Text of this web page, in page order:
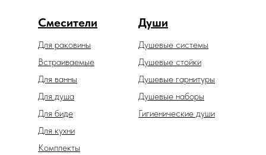
Смесители Души
Душевые гарнитуры
Душевые системы
Гигиенические души
Душевые наборы
Встраиваемые
Для биде
Для ванны
Для душа
Для раковины
Для кухни
Душевые стойки
Комплекты